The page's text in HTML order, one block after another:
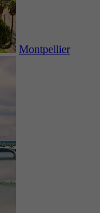
Montpellier